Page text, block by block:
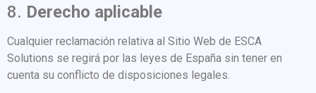
8. Derecho aplicable
Cualquier reclamación relativa al Sitio Web de ESCA
Solutions se regirá por las leyes de España sin tener en
cuenta su conflicto de disposiciones legales.